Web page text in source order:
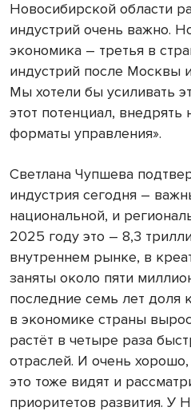
Новосибирской области
индустрий очень важно.
экономика – третья в
индустрий после Москвы
Мы хотели бы усиливать
этот потенциал,
форматы управления».
Светлана Чупшева
индустрия сегодня –
национальной, и
2025 году это – 8,3
внутреннем рынке, в
заняты около пяти
последние семь лет доля
в экономике страны
растёт в четыре раза
отраслей. И очень
это тоже видят и
приоритетов развития. У